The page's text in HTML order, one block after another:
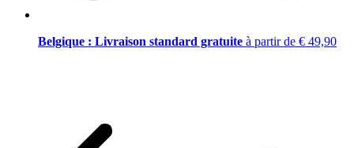
Belgique : Livraison standard gratuite à partir de € 49,90